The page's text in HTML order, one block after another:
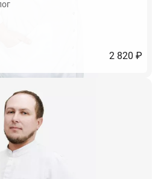
2 820 ₽